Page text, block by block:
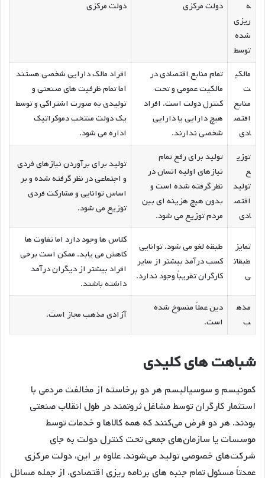
ه
ریزی
شده
توسط
دولت مرکزی دولت مرکزی
مالکی
ت
منابع
اقتص
ادی
تمام منابع اقتصادی در
مالکیت عمومی و تحت
کنترل دولت است. افراد
هیچ دارایی یا دارایی
شخصی ندارند.
افراد مالک دارایی شخصی هستند
اما تمام ظرفیت های صنعتی و
تولیدی به صورت اشتراکی و توسط
یک دولت منتخب دموکراتیک
اداره می شود.
توزی
ع
تولید
اقتص
ادی
تولید برای رفع تمام
نیازهای اولیه انسان در
نظر گرفته شده است و
بدون هیچ هزینه ای بین
مردم توزیع می شود.
تولید برای برآوردن نیازهای فردی
و اجتماعی در نظر گرفته شده و بر
اساس توانایی و مشارکت فردی
توزیع می شود.
تمایز
طبقات
ی
طبقه لغو می شود. توانایی
کسب درآمد بیشتر از سایر
کارگران تقریباً وجود ندارد.
کلاس ها وجود دارد اما تفاوت ها
کاهش می یابد. ممکن است برخی
افراد بیشتر از دیگران درآمد
داشته باشند.
مذه
ب
دین عملاً منسوخ شده
است.
آزادی مذهب مجاز است.
شباهت های کلیدی
کمونیسم و سوسیالیسم هر دو برخاسته از مخالفت مردمی با
استثمار کارگران توسط مشاغل ثروتمند در طول انقلاب صنعتی
بودند. هر دو فرض می‌کنند که همه کالاها و خدمات توسط
موسسات یا سازمان‌های جمعی تحت کنترل دولت به جای
شرکت‌های خصوصی تولید می‌شوند. علاوه بر این، دولت مرکزی
عمدتاً مسئول تمام جنبه های برنامه ریزی اقتصادی، از جمله مسائل